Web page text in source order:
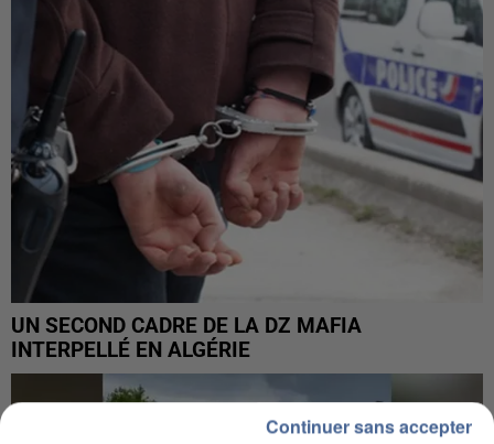
UN SECOND CADRE DE LA DZ MAFIA
INTERPELLÉ EN ALGÉRIE
Continuer sans accepter